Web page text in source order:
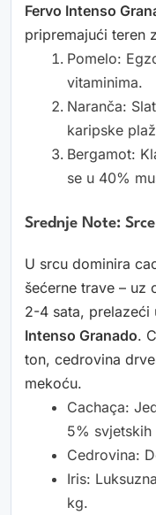
Fervo Intenso
pripremajući teren
Pomelo:
vitaminima.
Naranča:
karipske
Bergamot:
se u 40%
Srednje Note:
U srcu dominira
šećerne trave – uz
2-4 sata, prelazeći
Intenso Granado.
ton, cedrovina
mekoću.
Cachaça:
5% svjetskih
Cedrovina:
Iris:
kg.